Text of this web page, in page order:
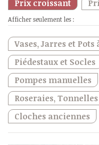
Prix croissant
Afficher seulement les :
Vases, Jarres et Pots
Piédestaux et Socles
Pompes manuelles
Roseraies,
Cloches anciennes